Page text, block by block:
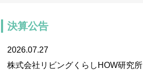
決算公告
2026.07.27
株式会社リビングくらしHOW研究所